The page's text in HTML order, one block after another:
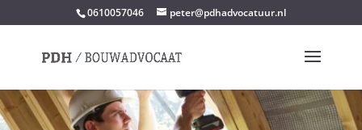
0610057046 peter@pdhadvocatuur.nl